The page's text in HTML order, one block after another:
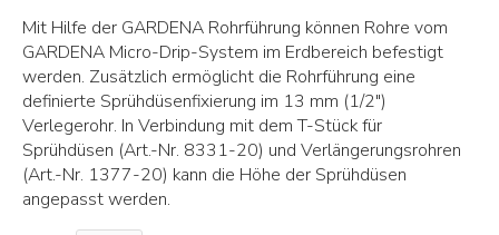
Mit Hilfe der GARDENA Rohrführung können Rohre vom
GARDENA Micro-Drip-System im Erdbereich befestigt
werden. Zusätzlich ermöglicht die Rohrführung eine
definierte Sprühdüsenfixierung im 13 mm (1/2")
Verlegerohr. In Verbindung mit dem T-Stück für
Sprühdüsen (Art.-Nr. 8331-20) und Verlängerungsrohren
(Art.-Nr. 1377-20) kann die Höhe der Sprühdüsen
angepasst werden.